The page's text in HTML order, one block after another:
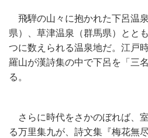
飛騨の山々に抱かれた下呂温
県）、草津温泉（群馬県）とと
つに数えられる温泉地だ。江戸
羅山が漢詩集の中で下呂を「三
る。
さらに時代をさかのぼれば、
る万里集九が、詩文集『梅花無